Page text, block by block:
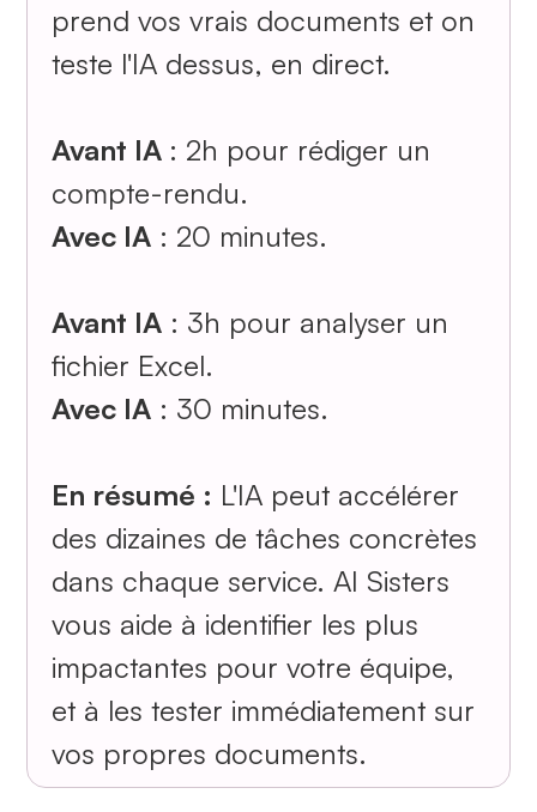
prend vos vrais documents et on
teste l'IA dessus, en direct.
Avant IA : 2h pour rédiger un
compte-rendu.
Avec IA : 20 minutes.
Avant IA : 3h pour analyser un
fichier Excel.
Avec IA : 30 minutes.
En résumé : L'IA peut accélérer
des dizaines de tâches concrètes
dans chaque service. AI Sisters
vous aide à identifier les plus
impactantes pour votre équipe,
et à les tester immédiatement sur
vos propres documents.